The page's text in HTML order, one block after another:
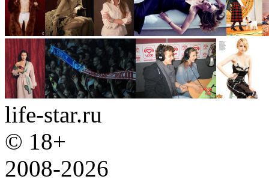
life-star.ru
© 18+
2008-2026